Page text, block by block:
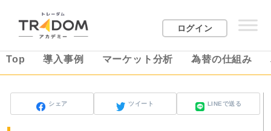
ログイン
Top 導入事例 マーケット分析 為替の仕組み
シェア ツイート LINEで送る